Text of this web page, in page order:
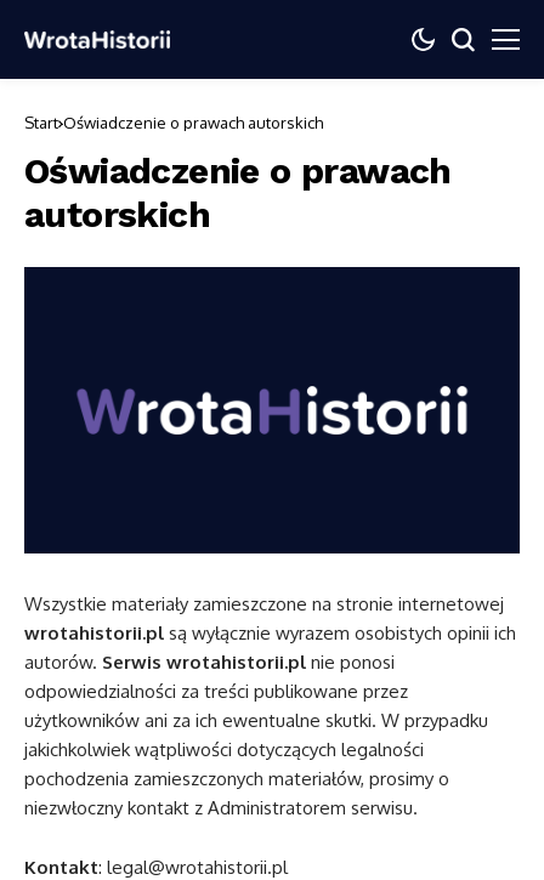
Start Oświadczenie o prawach autorskich
Oświadczenie o prawach
autorskich
Wszystkie materiały zamieszczone na stronie internetowej
wrotahistorii.pl są wyłącznie wyrazem osobistych opinii ich
autorów. Serwis wrotahistorii.pl nie ponosi
odpowiedzialności za treści publikowane przez
użytkowników ani za ich ewentualne skutki. W przypadku
jakichkolwiek wątpliwości dotyczących legalności
pochodzenia zamieszczonych materiałów, prosimy o
niezwłoczny kontakt z Administratorem serwisu.
Kontakt: legal@wrotahistorii.pl